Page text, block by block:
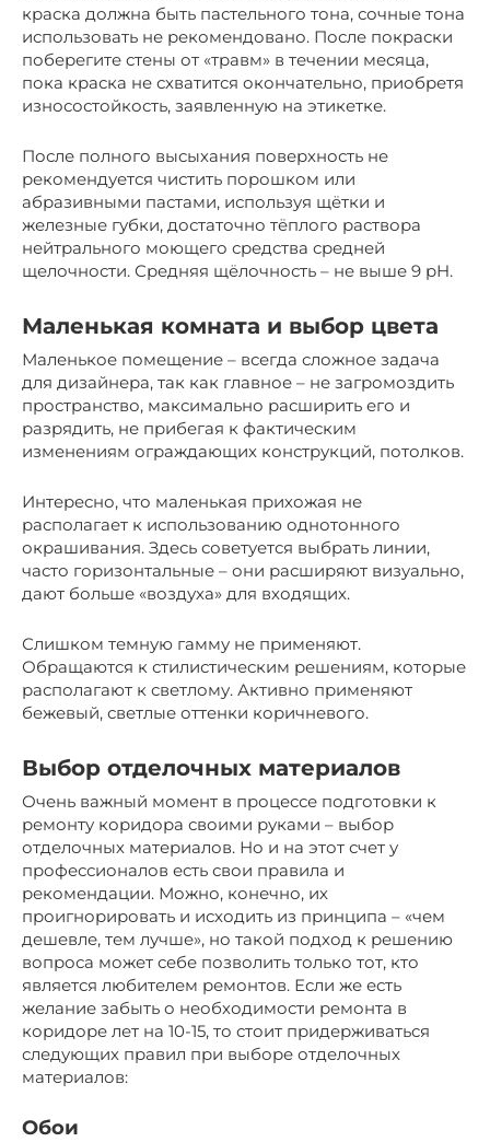
краска должна быть пастельного тона, сочные тона
использовать не рекомендовано. После покраски
поберегите стены от «травм» в течении месяца,
пока краска не схватится окончательно, приобретя
износостойкость, заявленную на этикетке.
После полного высыхания поверхность не
рекомендуется чистить порошком или
абразивными пастами, используя щётки и
железные губки, достаточно тёплого раствора
нейтрального моющего средства средней
щелочности. Средняя щёлочность – не выше 9 pH.
Маленькая комната и выбор цвета
Маленькое помещение – всегда сложное задача
для дизайнера, так как главное – не загромоздить
пространство, максимально расширить его и
разрядить, не прибегая к фактическим
изменениям ограждающих конструкций, потолков.
Интересно, что маленькая прихожая не
располагает к использованию однотонного
окрашивания. Здесь советуется выбрать линии,
часто горизонтальные – они расширяют визуально,
дают больше «воздуха» для входящих.
Слишком темную гамму не применяют.
Обращаются к стилистическим решениям, которые
располагают к светлому. Активно применяют
бежевый, светлые оттенки коричневого.
Выбор отделочных материалов
Очень важный момент в процессе подготовки к
ремонту коридора своими руками – выбор
отделочных материалов. Но и на этот счет у
профессионалов есть свои правила и
рекомендации. Можно, конечно, их
проигнорировать и исходить из принципа – «чем
дешевле, тем лучше», но такой подход к решению
вопроса может себе позволить только тот, кто
является любителем ремонтов. Если же есть
желание забыть о необходимости ремонта в
коридоре лет на 10-15, то стоит придерживаться
следующих правил при выборе отделочных
материалов:
Обои